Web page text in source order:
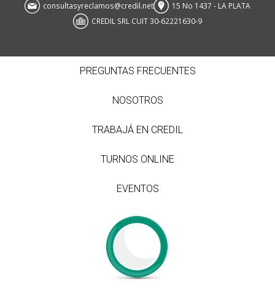
consultasyreclamos@credil.net
15 No 1437 - LA PLATA
CREDIL SRL CUIT 30-62221630-9
PREGUNTAS FRECUENTES
NOSOTROS
TRABAJÁ EN CREDIL
TURNOS ONLINE
EVENTOS